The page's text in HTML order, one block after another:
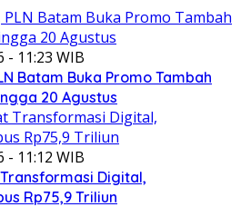
- 11:23 WIB
Batam Buka Promo Tambah
20 Agustus
- 11:12 WIB
Digital,
Rp75,9 Triliun